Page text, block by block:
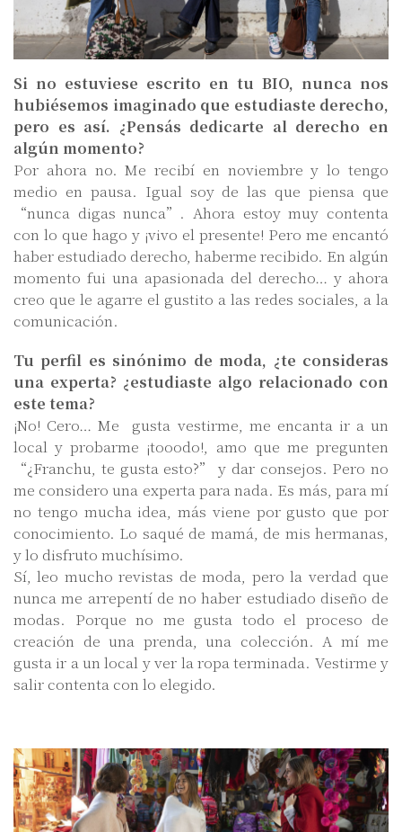
Si no estuviese escrito en tu BIO, nunca nos
hubiésemos imaginado que estudiaste derecho,
pero es así. ¿Pensás dedicarte al derecho en
algún momento?
Por ahora no. Me recibí en noviembre y lo tengo
medio en pausa. Igual soy de las que piensa que
“nunca digas nunca”. Ahora estoy muy contenta
con lo que hago y ¡vivo el presente! Pero me encantó
haber estudiado derecho, haberme recibido. En algún
momento fui una apasionada del derecho… y ahora
creo que le agarre el gustito a las redes sociales, a la
comunicación.
Tu perfil es sinónimo de moda, ¿te consideras
una experta? ¿estudiaste algo relacionado con
este tema?
¡No! Cero… Me gusta vestirme, me encanta ir a un
local y probarme ¡tooodo!, amo que me pregunten
“¿Franchu, te gusta esto?” y dar consejos. Pero no
me considero una experta para nada. Es más, para mí
no tengo mucha idea, más viene por gusto que por
conocimiento. Lo saqué de mamá, de mis hermanas,
y lo disfruto muchísimo.
Sí, leo mucho revistas de moda, pero la verdad que
nunca me arrepentí de no haber estudiado diseño de
modas. Porque no me gusta todo el proceso de
creación de una prenda, una colección. A mí me
gusta ir a un local y ver la ropa terminada. Vestirme y
salir contenta con lo elegido.